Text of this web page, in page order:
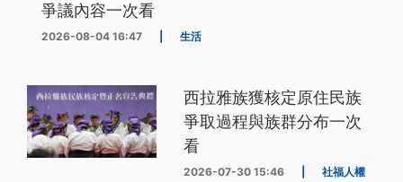
爭議內容一次看
2026-08-04 16:47 生活
西拉雅族獲核定原住民族
爭取過程與族群分布一次
看
2026-07-30 15:46 社福人權